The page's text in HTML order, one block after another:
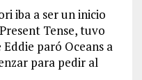
iba a ser un inicio
Tense, tuvo
paró Oceans a
para pedir al